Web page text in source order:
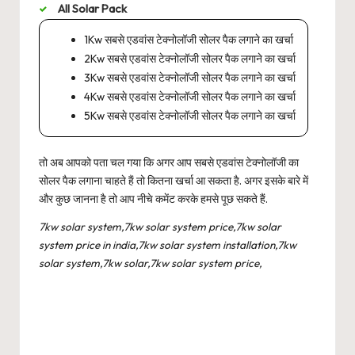
All Solar Pack
1Kw सबसे एडवांस टेक्नोलॉजी सोलर पैक लगाने का खर्चा
2Kw सबसे एडवांस टेक्नोलॉजी सोलर पैक लगाने का खर्चा
3Kw सबसे एडवांस टेक्नोलॉजी सोलर पैक लगाने का खर्चा
4Kw सबसे एडवांस टेक्नोलॉजी सोलर पैक लगाने का खर्चा
5Kw सबसे एडवांस टेक्नोलॉजी सोलर पैक लगाने का खर्चा
तो अब आपको पता चल गया कि अगर आप सबसे एडवांस टेक्नोलॉजी का
सोलर पैक लगाना चाहते हैं तो कितना खर्चा आ सकता है. अगर इसके बारे में
और कुछ जानना है तो आप नीचे कमेंट करके हमसे पूछ सकते हैं.
7kw solar system,7kw solar system price,7kw solar
system price in india,7kw solar system installation,7kw
solar system,7kw solar,7kw solar system price,